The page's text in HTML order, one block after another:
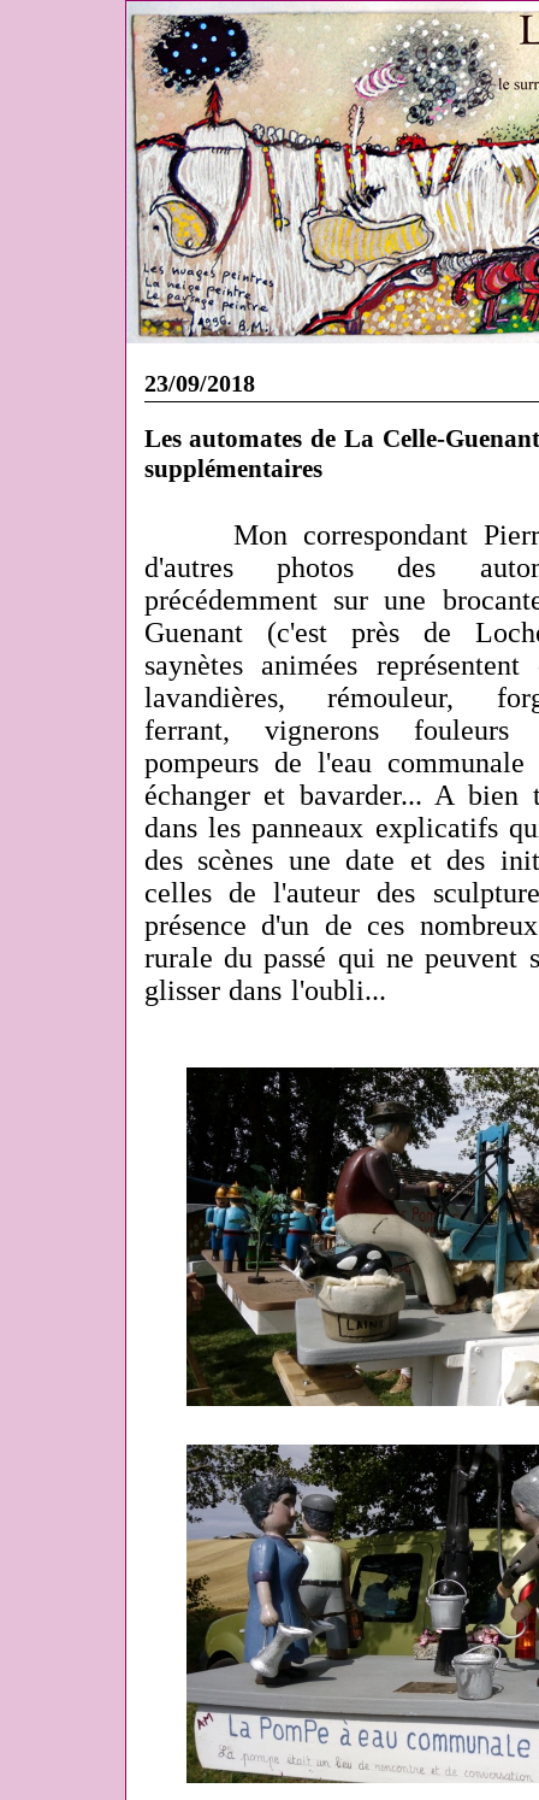
23/09/2018
Les automates de La Celle-
supplémentaires
Mon correspondant
d'autres photos des
précédemment sur une
Guenant (c'est près de
saynètes animées
lavandières, rémouleur,
ferrant, vignerons
pompeurs de l'eau
échanger et bavarder... A bien
dans les panneaux explicatifs
des scènes une date et des
celles de l'auteur des
présence d'un de ces
rurale du passé qui ne peuvent
glisser dans l'oubli...